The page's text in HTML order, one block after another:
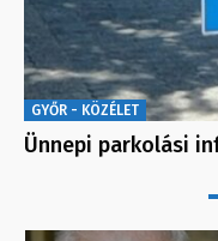
GYŐR - KÖZÉLET
Ünnepi parkolási